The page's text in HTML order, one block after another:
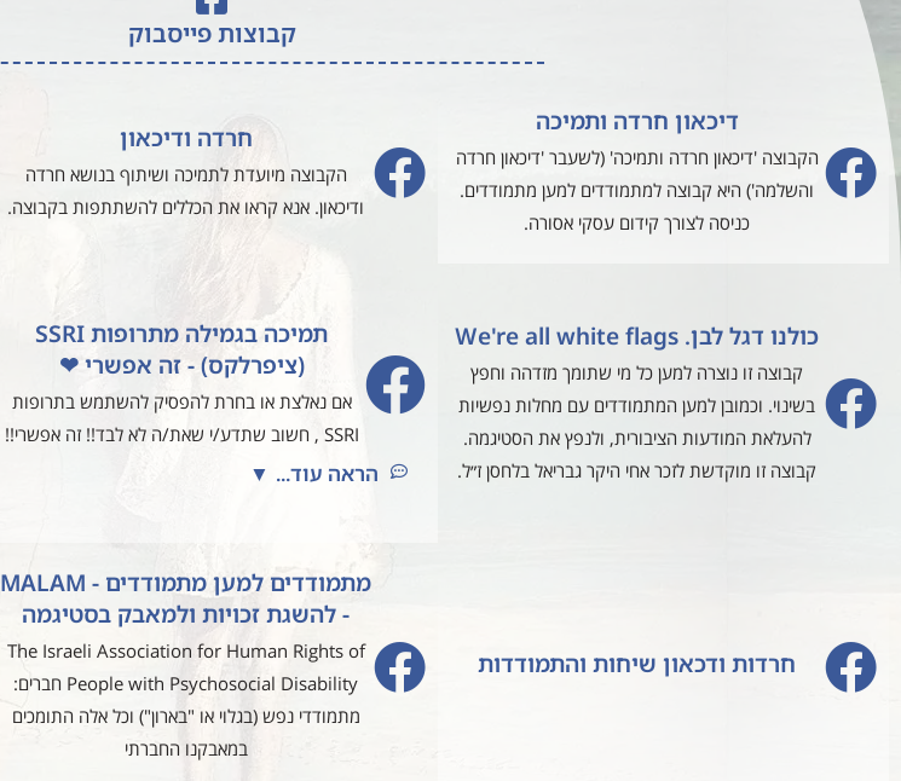
קבוצות פייסבוק
דיכאון חרדה ותמיכה
הקבוצה 'דיכאון חרדה ותמיכה' (לשעבר 'דיכאון חרדה
והשלמה') היא קבוצה למתמודדים למען מתמודדים.
כניסה לצורך קידום עסקי אסורה.
חרדה ודיכאון
הקבוצה מיועדת לתמיכה ושיתוף בנושא חרדה
ודיכאון. אנא קראו את הכללים להשתתפות בקבוצה.
כולנו דגל לבן. We're all white flags
קבוצה זו נוצרה למען כל מי שתומך מזדהה וחפץ
בשינוי. וכמובן למען המתמודדים עם מחלות נפשיות
להעלאת המודעות הציבורית, ולנפץ את הסטיגמה.
קבוצה זו מוקדשת לזכר אחי היקר גבריאל בלחסן ז״ל.
תמיכה בגמילה מתרופות SSRI
(ציפרלקס) - זה אפשרי ❤
אם נאלצת או בחרת להפסיק להשתמש בתרופות
SSRI , חשוב שתדע/י שאת/ה לא לבד!! זה אפשרי!!
הראה עוד... ▼
חרדות ודכאון שיחות והתמודדות
מתמודדים למען מתמודדים - MALAM
- להשגת זכויות ולמאבק בסטיגמה
The Israeli Association for Human Rights of
People with Psychosocial Disability חברים:
מתמודדי נפש (בגלוי או "בארון") וכל אלה התומכים
במאבקנו החברתי